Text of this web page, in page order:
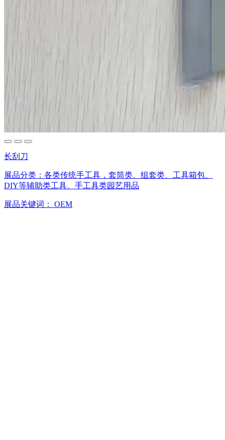
长刮刀
展品分类： 各类传统手工具，套筒类、组套类、工具箱包、
DIY等辅助类工具、手工具类园艺用品
展品关键词： OEM